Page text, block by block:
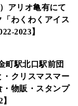
アリオ亀有にて
わくわくアイス
2023】
町駅北口駅前団
クリスマスマー
物販・スタンプ